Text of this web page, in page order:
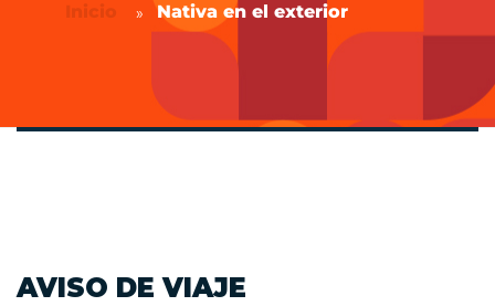
Inicio Nativa en el exterior
AVISO DE VIAJE